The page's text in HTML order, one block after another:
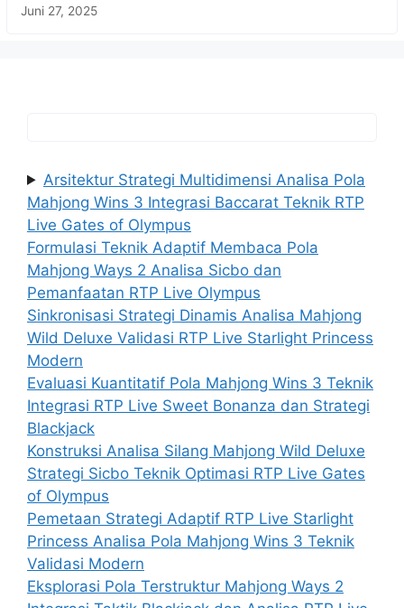
Juni 27, 2025
Arsitektur Strategi Multidimensi Analisa Pola
Mahjong Wins 3 Integrasi Baccarat Teknik RTP
Live Gates of Olympus
Formulasi Teknik Adaptif Membaca Pola
Mahjong Ways 2 Analisa Sicbo dan
Pemanfaatan RTP Live Olympus
Sinkronisasi Strategi Dinamis Analisa Mahjong
Wild Deluxe Validasi RTP Live Starlight Princess
Modern
Evaluasi Kuantitatif Pola Mahjong Wins 3 Teknik
Integrasi RTP Live Sweet Bonanza dan Strategi
Blackjack
Konstruksi Analisa Silang Mahjong Wild Deluxe
Strategi Sicbo Teknik Optimasi RTP Live Gates
of Olympus
Pemetaan Strategi Adaptif RTP Live Starlight
Princess Analisa Pola Mahjong Wins 3 Teknik
Validasi Modern
Eksplorasi Pola Terstruktur Mahjong Ways 2